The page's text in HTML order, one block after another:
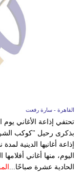
القاهرة - سارة رفعت
بذكرى رحيل "كوكب
إذاعة أغانيها الدينية
اليوم، منها أغاني
الحادية عشرة صباحًا...